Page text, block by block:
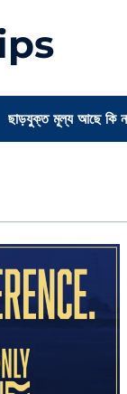
ছাড়যুক্ত মূল্য আছে কি